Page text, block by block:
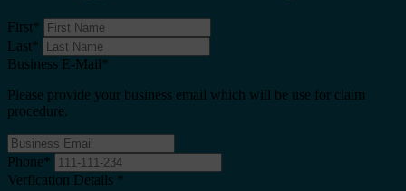
First*
Last*
Business E-Mail*
Please provide your business email which will be use for claim
procedure.
Phone*
Verfication Details *